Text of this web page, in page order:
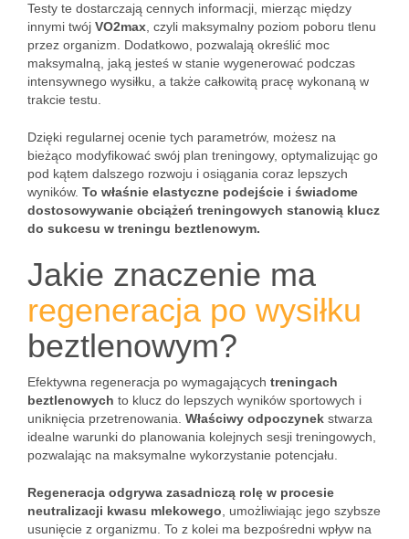
Testy te dostarczają cennych informacji, mierząc między
innymi twój VO2max , czyli maksymalny poziom poboru tlenu
przez organizm. Dodatkowo, pozwalają określić moc
maksymalną, jaką jesteś w stanie wygenerować podczas
intensywnego wysiłku, a także całkowitą pracę wykonaną w
trakcie testu.
Dzięki regularnej ocenie tych parametrów, możesz na
bieżąco modyfikować swój plan treningowy, optymalizując go
pod kątem dalszego rozwoju i osiągania coraz lepszych
wyników. To właśnie elastyczne podejście i świadome
dostosowywanie obciążeń treningowych stanowią klucz
do sukcesu w treningu beztlenowym.
Jakie znaczenie ma
regeneracja po wysiłku
beztlenowym?
Efektywna regeneracja po wymagających treningach
beztlenowych to klucz do lepszych wyników sportowych i
uniknięcia przetrenowania. Właściwy odpoczynek stwarza
idealne warunki do planowania kolejnych sesji treningowych,
pozwalając na maksymalne wykorzystanie potencjału.
Regeneracja odgrywa zasadniczą rolę w procesie
neutralizacji kwasu mlekowego , umożliwiając jego szybsze
usunięcie z organizmu. To z kolei ma bezpośredni wpływ na